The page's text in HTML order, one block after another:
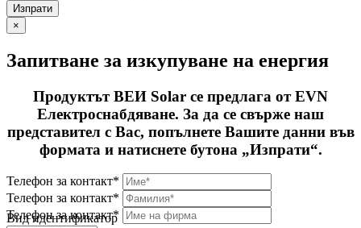
×
Запитване за изкупуване на енергия
Продуктът ВЕИ Solar се предлага от EVN
Електроснабдяване. За да се свърже наш
представител с Вас, попълнете Вашите данни във
формата и натиснете бутона „Изпрати“.
Телефон за контакт*
Телефон за контакт*
Телефон за контакт*
Вид идентификатор